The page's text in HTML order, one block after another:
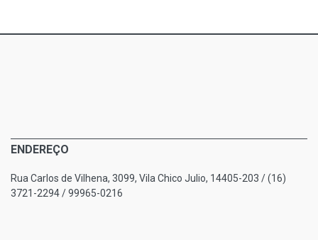
ENDEREÇO
Rua Carlos de Vilhena, 3099, Vila Chico Julio, 14405-203 / (16)
3721-2294 / 99965-0216